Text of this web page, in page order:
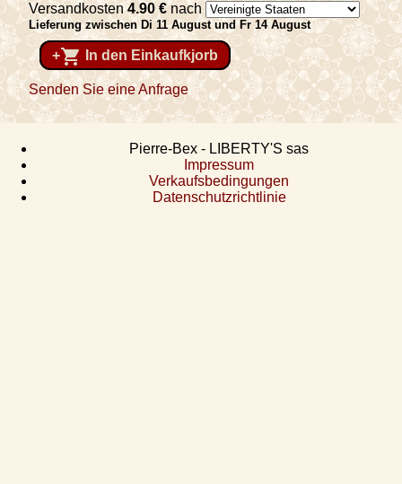
Versandkosten4.90€nach
Lieferung zwischen Di 11 August und Fr 14 August
+shopping_cart In den Einkaufkjorb
Senden Sie eine Anfrage
Pierre-Bex - LIBERTY'S sas
Impressum
Verkaufsbedingungen
Datenschutzrichtlinie